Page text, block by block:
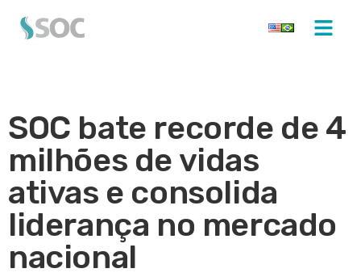
SOC bate recorde de 4
milhões de vidas
ativas e consolida
liderança no mercado
nacional